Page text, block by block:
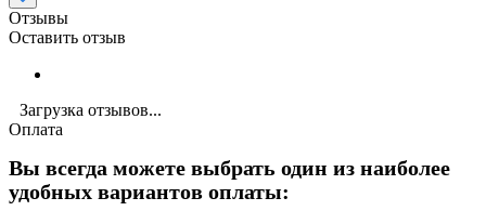
Отзывы
Оставить отзыв
Загрузка отзывов...
Оплата
Вы всегда можете выбрать один из наиболее
удобных вариантов оплаты: